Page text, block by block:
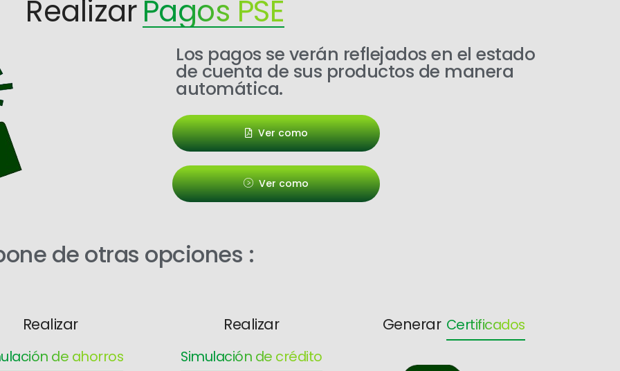
RealizarPagos PSE
Los pagos se verán reflejados en el estado
de cuenta de sus productos de manera
automática.
Ver como
Ver como
de otras opciones :
Realizar
de ahorros
Realizar
Simulación de crédito
Generar Certificados